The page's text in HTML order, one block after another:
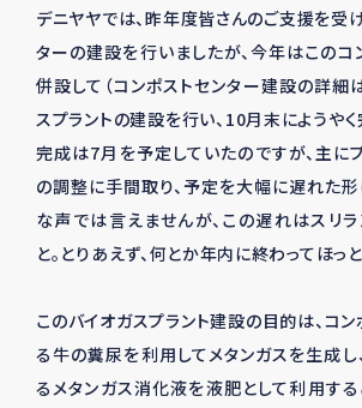
デニヤヤでは、昨年度皆さんのご支援を受
ターの建設を行いましたが、今年はこのコ
併設して（コンポストセンター建設の詳細
スプラントの建設を行い、10月末にようや
完成は7月を予定していたのですが、主に
の調整に手間取り、予定を大幅に遅れた形
な声では言えませんが、この遅れはスリ
と。とりあえず、何とか年内に終わってほっ
このバイオガスプラント建設の目的は、コ
る牛の糞尿を利用してメタンガスを生成し
るメタンガス消化液を液肥として利用する